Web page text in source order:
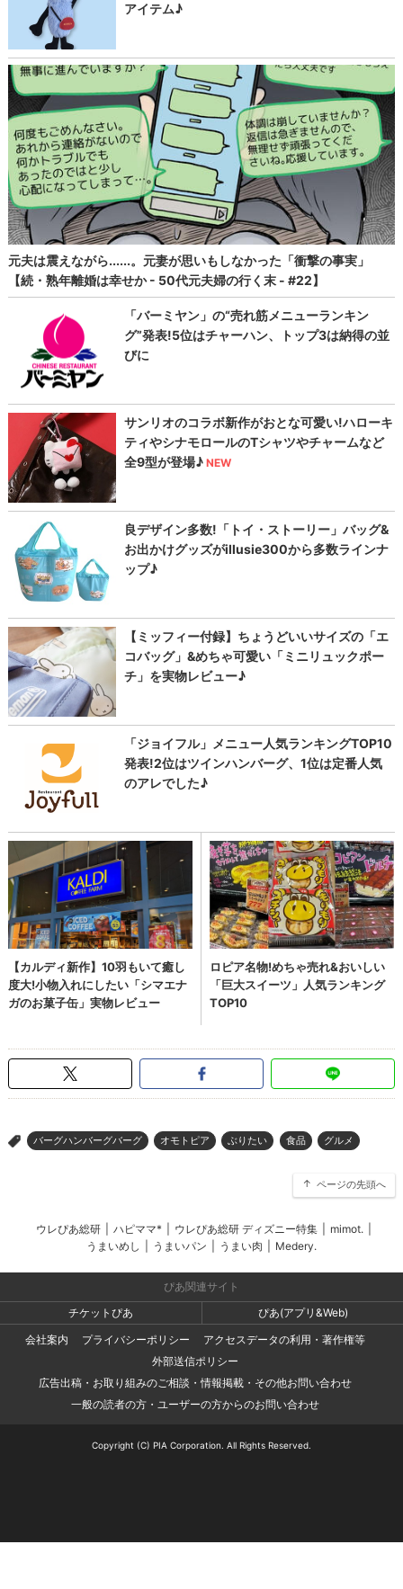
> バーグハンバーグバーグ オモトピア ぶりたい 食品 グルメ
ページの先頭へ
ウレぴあ総研 ハピママ* ウレぴあ総研 ディズニー特集 mimot.
うまいめし
うまいパン うまい肉 Medery.
ぴあ関連サイト
チケットぴあ
ぴあ(アプリ&Web)
会社案内
プライバシーポリシー
アクセスデータの利用・著作権等
外部送信ポリシー
広告出稿・お取り組みのご相談・情報掲載・その他お問い合わせ
一般の読者の方・ユーザーの方からのお問い合わせ
Copyright (C) PIA Corporation. All Rights Reserved.